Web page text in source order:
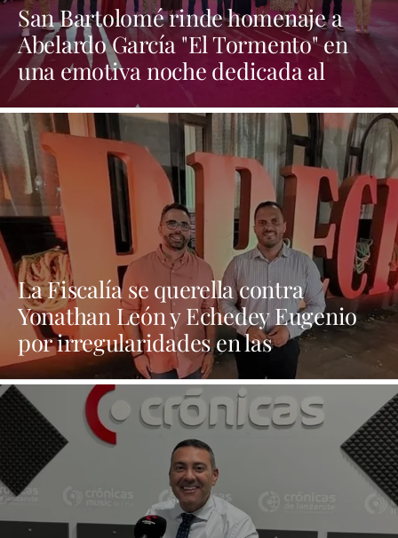
San Bartolomé rinde homenaje a
Abelardo García "El Tormento" en
una emotiva noche dedicada al
folclore canario
La Fiscalía se querella contra
Yonathan León y Echedey Eugenio
por irregularidades en las
contrataciones de las fiestas